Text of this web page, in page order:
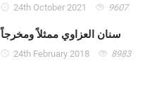
24th October 2021 9607
سنان العزاوي ممثلاً ومخرجاً
24th February 2018 8983